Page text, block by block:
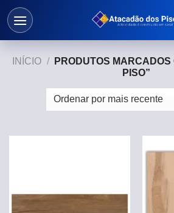
Skip
INÍCIO /
PRODUTOS MARCADOS
PISO”